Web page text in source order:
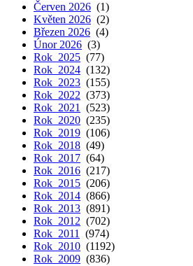
Červen 2026 (1)
Květen 2026 (2)
Březen 2026 (4)
Únor 2026 (3)
Rok 2025 (77)
Rok 2024 (132)
Rok 2023 (155)
Rok 2022 (373)
Rok 2021
(523)
Rok 2020 (235)
Rok 2019 (106)
Rok 2018 (49)
Rok 2017 (64)
Rok 2016 (217)
Rok 2015 (206)
Rok 2014 (866)
Rok 2013 (891)
Rok 2012 (702)
Rok 2011
(974)
Rok 2010 (1192)
Rok 2009 (836)